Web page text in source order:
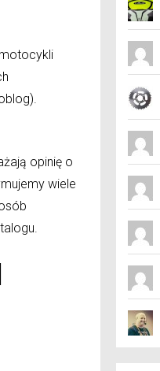
opinię o
wiele